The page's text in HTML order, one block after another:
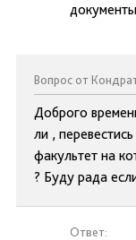
Вопрос от
Доброго
ли ,
факультет на
? Буду рада
Ответ: